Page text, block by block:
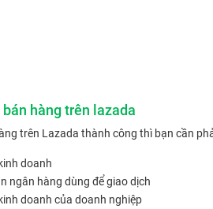
hàng trên lazada
trên Lazada thành công thì bạn cần
doanh
ngân hàng dùng để giao dịch
doanh của doanh nghiệp